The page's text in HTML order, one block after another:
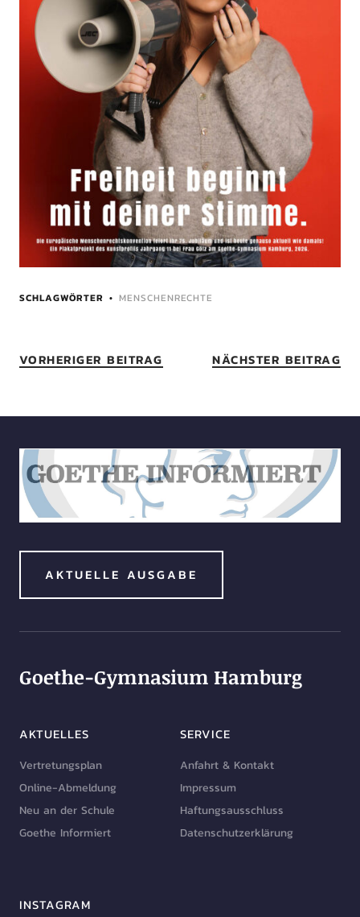
SCHLAGWÖRTER MENSCHENRECHTE
VORHERIGER BEITRAG NÄCHSTER BEITRAG
AKTUELLE AUSGABE
Goethe-Gymnasium Hamburg
AKTUELLES
Vertretungsplan
Online-Abmeldung
Neu an der Schule
Goethe Informiert
SERVICE
Anfahrt & Kontakt
Impressum
Haftungsausschluss
Datenschutzerklärung
INSTAGRAM